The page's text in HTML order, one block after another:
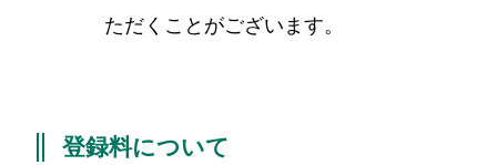
ただくことがございます。
登録料について